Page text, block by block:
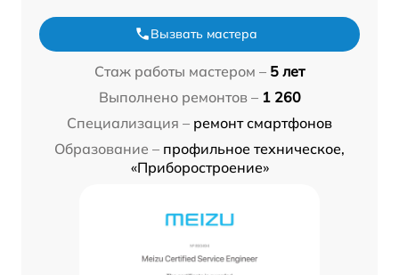
Вызвать мастера
Стаж работы мастером – 5 лет
Выполнено ремонтов – 1 260
Специализация – ремонт смартфонов
Образование – профильное техническое,
«Приборостроение»